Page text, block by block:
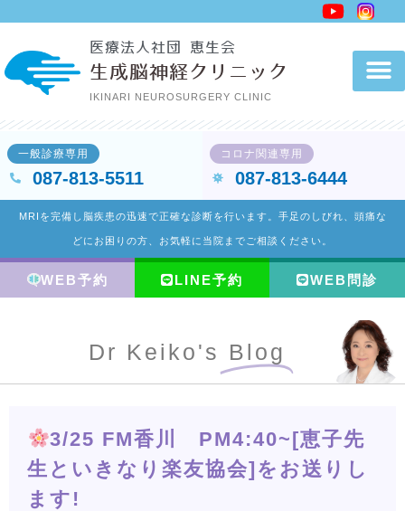
を
ス
ッ
プ
医療法人社団 恵生会
生成脳神経クリニック
IKINARI NEUROSURGERY CLINIC
一般診療専用
087-813-5511
コロナ関連専用
087-813-6444
MRIを完備し脳疾患の迅速で正確な診断を行います。手足のしびれ、頭痛な
どにお困りの方、お気軽に当院までご相談ください。
WEB予約 LINE予約 WEB問診
Dr Keiko's Blog
3/25 FM香川 PM4:40~[恵子先
生といきなり楽友協会]をお送りし
ます!